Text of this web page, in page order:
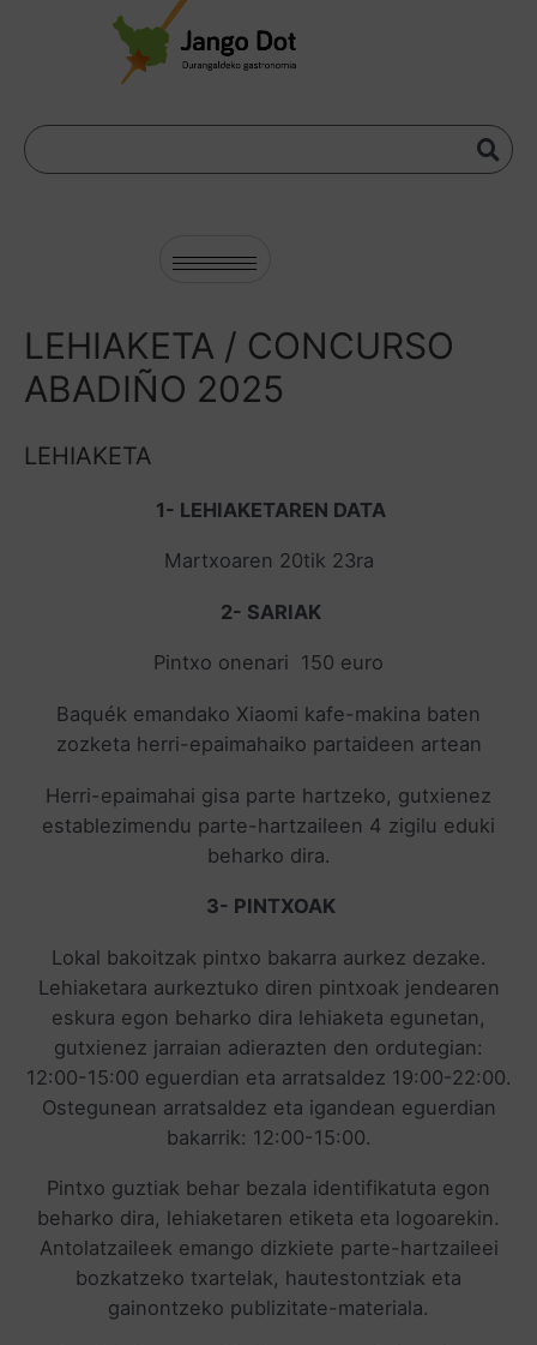
LEHIAKETA / CONCURSO
ABADIÑO 2025
LEHIAKETA
1- LEHIAKETAREN DATA
Martxoaren 20tik 23ra
2- SARIAK
Pintxo onenari 150 euro
Baquék emandako Xiaomi kafe-makina baten
zozketa herri-epaimahaiko partaideen artean
Herri-epaimahai gisa parte hartzeko, gutxienez
establezimendu parte-hartzaileen 4 zigilu eduki
beharko dira.
3- PINTXOAK
Lokal bakoitzak pintxo bakarra aurkez dezake.
Lehiaketara aurkeztuko diren pintxoak jendearen
eskura egon beharko dira lehiaketa egunetan,
gutxienez jarraian adierazten den ordutegian:
12:00-15:00 eguerdian eta arratsaldez 19:00-22:00.
Ostegunean arratsaldez eta igandean eguerdian
bakarrik: 12:00-15:00.
Pintxo guztiak behar bezala identifikatuta egon
beharko dira, lehiaketaren etiketa eta logoarekin.
Antolatzaileek emango dizkiete parte-hartzaileei
bozkatzeko txartelak, hautestontziak eta
gainontzeko publizitate-materiala.